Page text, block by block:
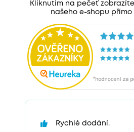
Kliknutím na pečeť
našeho e-shopu přímo
Rychlé dodání.